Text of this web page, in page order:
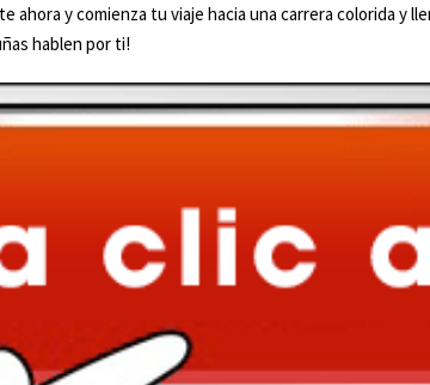
ahora y comienza tu viaje hacia una carrera colorida
hablen por ti!